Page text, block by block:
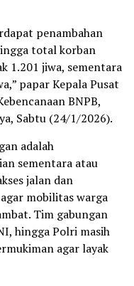
penambahan
total korban
1.201 jiwa, sementara
papar Kepala Pusat
BNPB,
Sabtu (24/1/2026).
adalah
sementara atau
jalan dan
mobilitas warga
Tim gabungan
hingga Polri masih
agar layak